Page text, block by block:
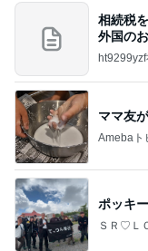
相続税
外国の
すよ
ママ友
Amebaト
ポッキ
ＳＲ♡Ｌ